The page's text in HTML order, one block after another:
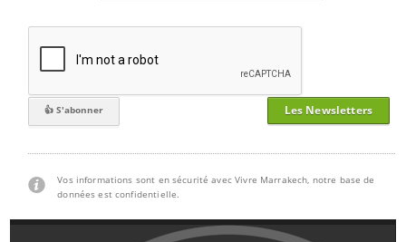
Les Newsletters
Vos informations sont en sécurité avec Vivre Marrakech, notre base de
données est confidentielle.